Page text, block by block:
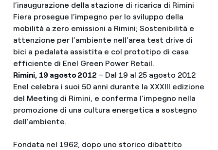
l’inaugurazione della stazione di ricarica di Rimini
Fiera prosegue l’impegno per lo sviluppo della
mobilità a zero emissioni a Rimini; Sostenibilità e
attenzione per l’ambiente nell’area test drive di
bici a pedalata assistita e col prototipo di casa
efficiente di Enel Green Power Retail.
Rimini, 19 agosto 2012 – Dal 19 al 25 agosto 2012
Enel celebra i suoi 50 anni durante la XXXIII edizione
del Meeting di Rimini, e conferma l’impegno nella
promozione di una cultura energetica a sostegno
dell’ambiente.
Fondata nel 1962, dopo uno storico dibattito